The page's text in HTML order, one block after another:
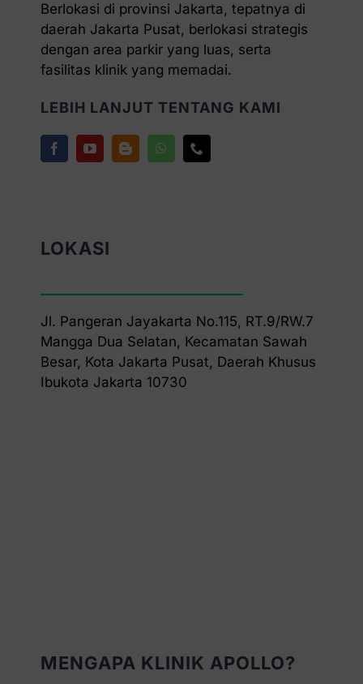
Berlokasi di provinsi Jakarta, tepatnya di
daerah Jakarta Pusat, berlokasi strategis
dengan area parkir yang luas, serta
fasilitas klinik yang memadai.
LEBIH LANJUT TENTANG KAMI
LOKASI
Jl. Pangeran Jayakarta No.115, RT.9/RW.7
Mangga Dua Selatan, Kecamatan Sawah
Besar, Kota Jakarta Pusat, Daerah Khusus
Ibukota Jakarta 10730
MENGAPA KLINIK APOLLO?